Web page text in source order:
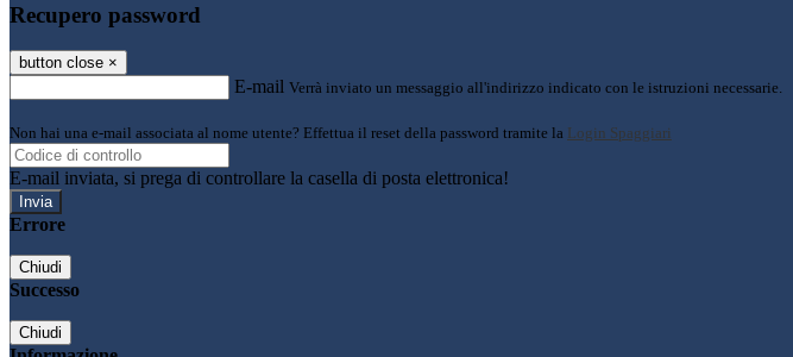
Recupero password
button close ×
E-mail Verrà inviato un messaggio all'indirizzo indicato con le istruzioni necessarie.
Non hai una e-mail associata al nome utente? Effettua il reset della password tramite la Login Spaggiari
E-mail inviata, si prega di controllare la casella di posta elettronica!
Errore
Chiudi
Successo
Chiudi